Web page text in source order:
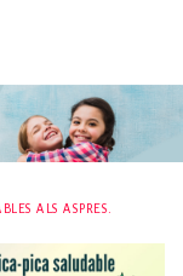
ALS ASPRES.